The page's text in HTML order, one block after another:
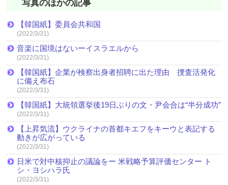
写真のほかの記事
【韓国紙】委員会共和国
(2022/3/31)
音楽に国境はないーイスラエルから
(2022/3/31)
【韓国紙】企業が検察出身者招聘に出た理由 捜査活発化
に備え布石
(2022/3/31)
【韓国紙】大統領選挙後19日ぶりの文・尹会合は“半分成功”
(2022/3/31)
【上昇気流】ウクライナの首都キエフをキーウと表記する
動きが広がっている
(2022/3/31)
日米で対中核抑止の議論をー 米戦略予算評価センター ト
シ・ヨシハラ氏
(2022/3/31)